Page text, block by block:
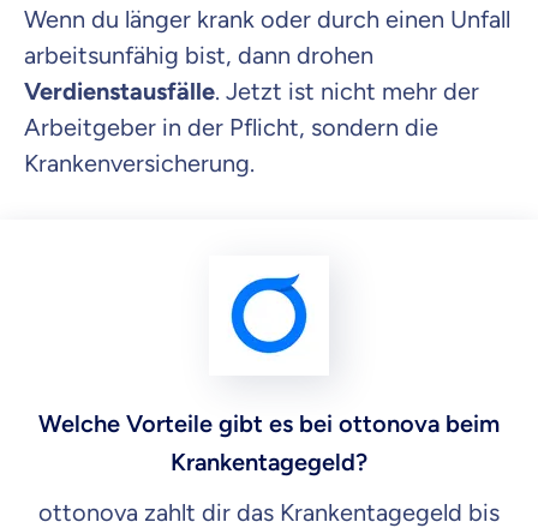
Wenn du länger krank oder durch einen Unfall
arbeitsunfähig bist, dann drohen
Verdienstausfälle. Jetzt ist nicht mehr der
Arbeitgeber in der Pflicht, sondern die
Krankenversicherung.
Welche Vorteile gibt es bei ottonova beim
Krankentagegeld?
ottonova zahlt dir das Krankentagegeld bis